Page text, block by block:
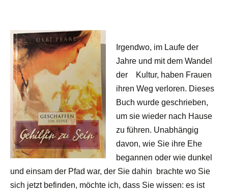
Irgendwo, im Laufe der
Jahre und mit dem Wandel
der Kultur, haben Frauen
ihren Weg verloren. Dieses
Buch wurde geschrieben,
um sie wieder nach Hause
zu führen. Unabhängig
davon, wie Sie ihre Ehe
begannen oder wie dunkel
und einsam der Pfad war, der Sie dahin brachte wo Sie
sich jetzt befinden, möchte ich, dass Sie wissen: es ist